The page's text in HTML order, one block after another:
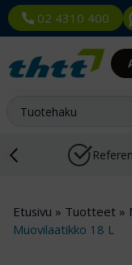
02 4310 400
Etusivu » Tuotteet »
Muovilaatikko 18 L